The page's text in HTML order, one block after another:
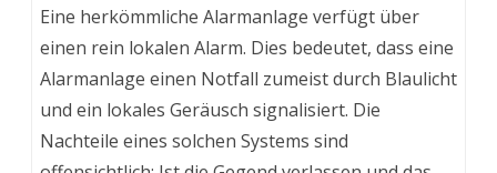
Eine herkömmliche Alarmanlage verfügt über
einen rein lokalen Alarm. Dies bedeutet, dass eine
Alarmanlage einen Notfall zumeist durch Blaulicht
und ein lokales Geräusch signalisiert. Die
Nachteile eines solchen Systems sind